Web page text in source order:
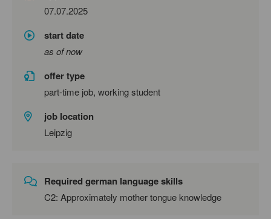
07.07.2025
start date
as of now
offer type
part-time job, working student
job location
Leipzig
Required german language skills
C2: Approximately mother tongue knowledge